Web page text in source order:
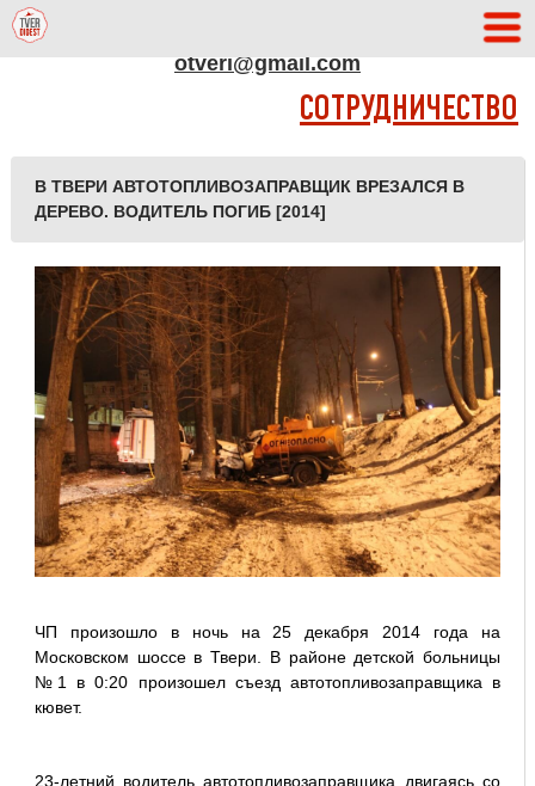
otveri@gmail.com
СОТРУДНИЧЕСТВО
В ТВЕРИ АВТОТОПЛИВОЗАПРАВЩИК ВРЕЗАЛСЯ В
ДЕРЕВО. ВОДИТЕЛЬ ПОГИБ [2014]
ЧП произошло в ночь на 25 декабря 2014 года на
Московском шоссе в Твери. В районе детской больницы
№1 в 0:20 произошел съезд автотопливозаправщика в
кювет.
23-летний водитель автотопливозаправщика двигаясь со